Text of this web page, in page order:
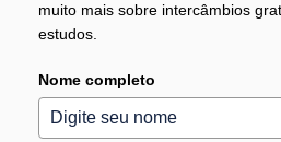
muito mais sobre intercâmbios
estudos.
Nome completo